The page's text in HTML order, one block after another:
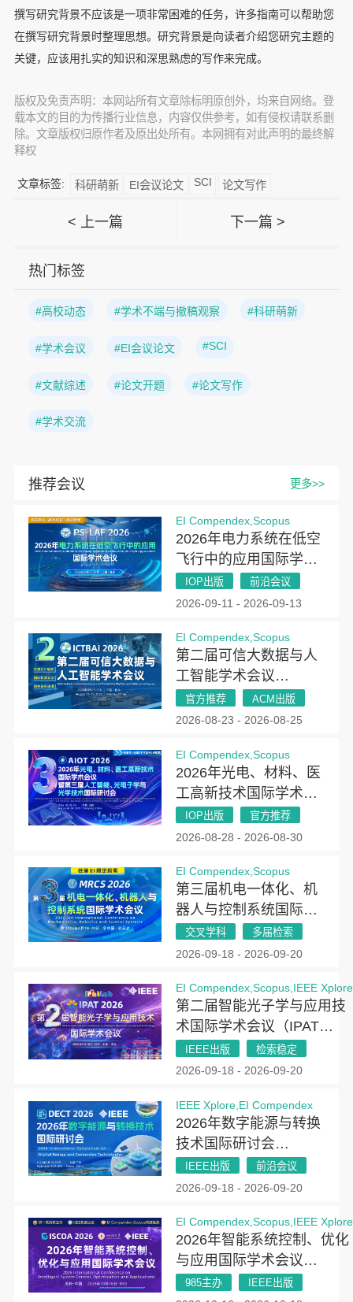
撰写研究背景不应该是一项非常困难的任务，许多指南可以帮助您
在撰写研究背景时整理思想。研究背景是向读者介绍您研究主题的
关键，应该用扎实的知识和深思熟虑的写作来完成。
版权及免责声明：本网站所有文章除标明原创外，均来自网络。登
载本文的目的为传播行业信息，内容仅供参考，如有侵权请联系删
除。文章版权归原作者及原出处所有。本网拥有对此声明的最终解
释权
文章标签: 科研萌新 EI会议论文 SCI 论文写作
< 上一篇 下一篇 >
热门标签
#高校动态 #学术不端与撤稿观察 #科研萌新
#学术会议 #EI会议论文 #SCI
#文献综述 #论文开题 #论文写作
#学术交流
推荐会议 更多>>
EI Compendex,Scopus
2026年电力系统在低空
飞行中的应用国际学术
会议（PSLAF 2026）
IOP出版 前沿会议
2026-09-11 - 2026-09-13
EI Compendex,Scopus
第二届可信大数据与人
工智能学术会议
(ICTBAI 2026)
官方推荐 ACM出版
2026-08-23 - 2026-08-25
EI Compendex,Scopus
2026年光电、材料、医
工高新技术国际学术会
议暨第三届人工智能、
光电子学与光学技术国
2026）
IOP出版 官方推荐
2026-08-28 - 2026-08-30
EI Compendex,Scopus
第三届机电一体化、机
器人与控制系统国际学
术会议(MRCS 2026)
交叉学科 多届检索
2026-09-18 - 2026-09-20
EI Compendex,Scopus,IEEE Xplore
第二届智能光子学与应用技
术国际学术会议（IPAT
2026）
IEEE出版 检索稳定
2026-09-18 - 2026-09-20
IEEE Xplore,EI Compendex
2026年数字能源与转换
技术国际研讨会
（DECT 2026）
IEEE出版 前沿会议
2026-09-18 - 2026-09-20
EI Compendex,Scopus,IEEE Xplore
2026年智能系统控制、优化
与应用国际学术会议
（ISCOA 2026）
985主办 IEEE出版